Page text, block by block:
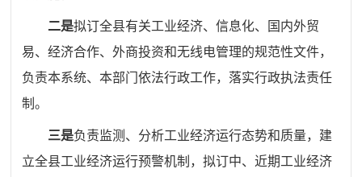
二是拟订全县有关工业经济、信息化、国内外贸
易、经济合作、外商投资和无线电管理的规范性文件，
负责本系统、本部门依法行政工作，落实行政执法责任
制。
三是负责监测、分析工业经济运行态势和质量，建
立全县工业经济运行预警机制，拟订中、近期工业经济